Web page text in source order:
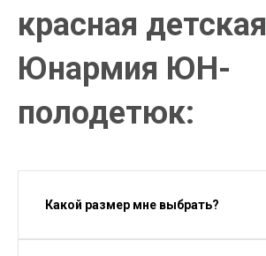
красная детская
Юнармия ЮН-
полодетюк:
Какой размер мне выбрать?